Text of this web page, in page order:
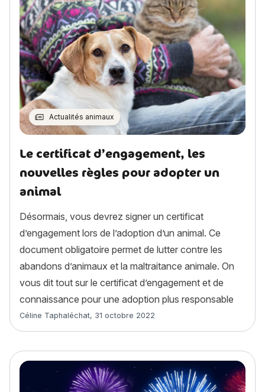
Actualités animaux
Le certificat d’engagement, les
nouvelles règles pour adopter un
animal
Désormais, vous devrez signer un certificat
d’engagement lors de l’adoption d’un animal. Ce
document obligatoire permet de lutter contre les
abandons d’animaux et la maltraitance animale. On
vous dit tout sur le certificat d’engagement et de
connaissance pour une adoption plus responsable
Article rédigé par
Céline Taphaléchat, 31 octobre 2022